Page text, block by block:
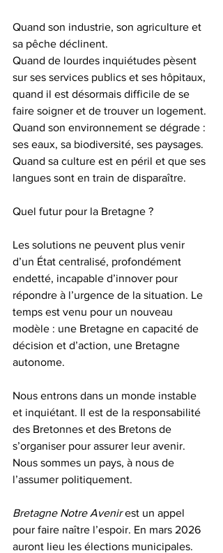
Quand son industrie, son agriculture et
sa pêche déclinent.
Quand de lourdes inquiétudes pèsent
sur ses services publics et ses hôpitaux,
quand il est désormais difficile de se
faire soigner et de trouver un logement.
Quand son environnement se dégrade :
ses eaux, sa biodiversité, ses paysages.
Quand sa culture est en péril et que ses
langues sont en train de disparaître.
Quel futur pour la Bretagne ?
Les solutions ne peuvent plus venir
d’un État centralisé, profondément
endetté, incapable d’innover pour
répondre à l’urgence de la situation. Le
temps est venu pour un nouveau
modèle : une Bretagne en capacité de
décision et d’action, une Bretagne
autonome.
Nous entrons dans un monde instable
et inquiétant. Il est de la responsabilité
des Bretonnes et des Bretons de
s’organiser pour assurer leur avenir.
Nous sommes un pays, à nous de
l’assumer politiquement.
Bretagne Notre Avenir est un appel
pour faire naître l’espoir. En mars 2026
auront lieu les élections municipales.